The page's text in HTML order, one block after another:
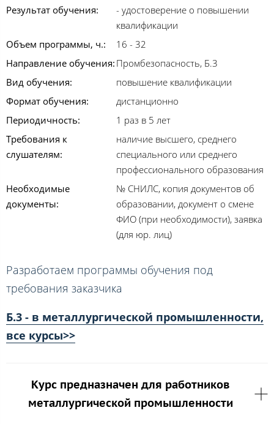
Результат обучения:
- удостоверение о повышении
квалификации
Объем программы, ч.:
16 - 32
Направление обучения: Промбезопасность, Б.3
Вид обучения:
повышение квалификации
Формат обучения:
дистанционно
Периодичность:
1 раз в 5 лет
Требования к
слушателям:
наличие высшего, среднего
специального или среднего
профессионального образования
Необходимые
документы:
№ СНИЛС, копия документов об
образовании, документ о смене
ФИО (при необходимости), заявка
(для юр. лиц)
Разработаем программы обучения под
требования заказчика
Б.3 - в металлургической промышленности,
все курсы>>
Курс предназначен для работников
металлургической промышленности